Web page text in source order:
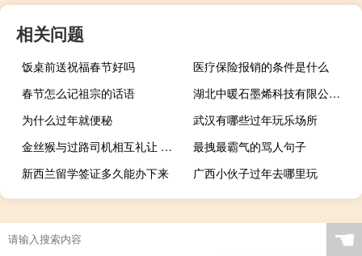
相关问题
饭桌前送祝福春节好吗
医疗保险报销的条件是什么
春节怎么记祖宗的话语
湖北中暖石墨烯科技有限公司,打造第一地暖品牌
为什么过年就便秘
武汉有哪些过年玩乐场所
金丝猴与过路司机相互礼让 网友：文明交通安全出行的样板 到底什么情况呢
最拽最霸气的骂人句子
新西兰留学签证多久能办下来
广西小伙子过年去哪里玩
☚